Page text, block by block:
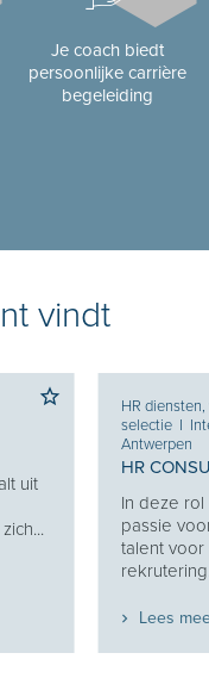
Je coach biedt
persoonlijke carrière
begeleiding
vindt
uit
HR
selectie I
Antwerpen
HR
In deze
passie
talent
Lees